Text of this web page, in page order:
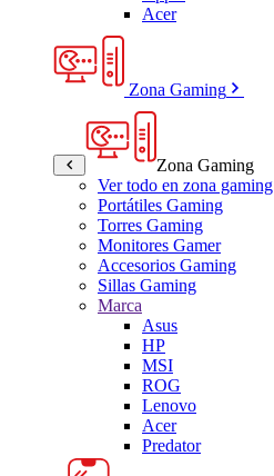
Acer
Zona Gaming
Zona Gaming
Ver todo en zona gaming
Portátiles Gaming
Torres Gaming
Monitores Gamer
Accesorios Gaming
Sillas Gaming
Marca
Asus
HP
MSI
ROG
Lenovo
Acer
Predator